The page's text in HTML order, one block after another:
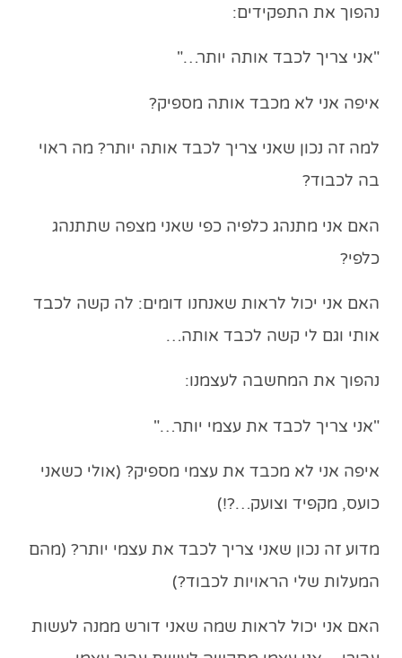
נהפוך את התפקידים:
"אני צריך לכבד אותה יותר…"
איפה אני לא מכבד אותה מספיק?
למה זה נכון שאני צריך לכבד אותה יותר? מה ראוי
בה לכבוד?
האם אני מתנהג כלפיה כפי שאני מצפה שתתנהג
כלפי?
האם אני יכול לראות שאנחנו דומים: לה קשה לכבד
אותי וגם לי קשה לכבד אותה…
נהפוך את המחשבה לעצמנו:
"אני צריך לכבד את עצמי יותר…"
איפה אני לא מכבד את עצמי מספיק? (אולי כשאני
כועס, מקפיד וצועק…?!)
מדוע זה נכון שאני צריך לכבד את עצמי יותר? (מהם
המעלות שלי הראויות לכבוד?)
האם אני יכול לראות שמה שאני דורש ממנה לעשות